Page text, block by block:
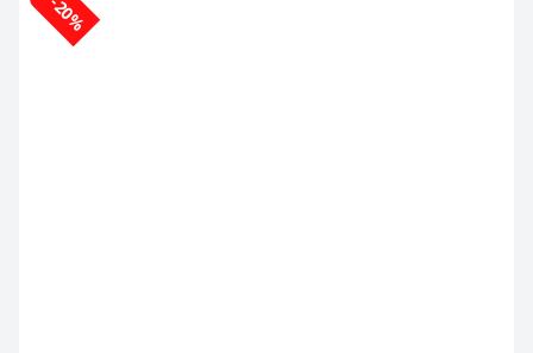
-20%